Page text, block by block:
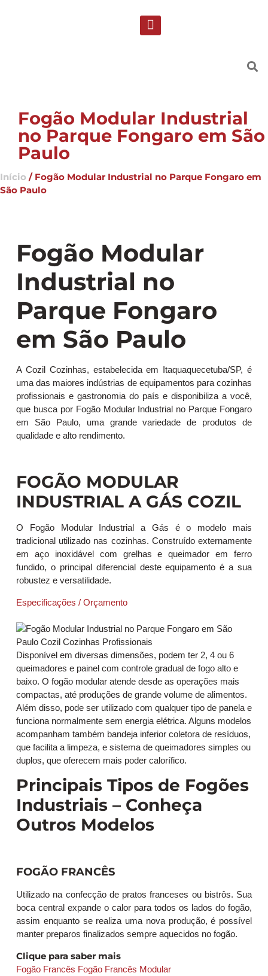
Fogão Modular Industrial
no Parque Fongaro em São
Paulo
Início / Fogão Modular Industrial no Parque Fongaro em
São Paulo
Fogão Modular
Industrial no
Parque Fongaro
em São Paulo
A Cozil Cozinhas, estabelecida em Itaquaquecetuba/SP, é
uma das maiores indústrias de equipamentos para cozinhas
profissionais e gastronomia do país e disponibiliza a você,
que busca por Fogão Modular Industrial no Parque Fongaro
em São Paulo, uma grande variedade de produtos de
qualidade e alto rendimento.
FOGÃO MODULAR
INDUSTRIAL A GÁS COZIL
O Fogão Modular Industrial a Gás é o modelo mais
tradicional utilizado nas cozinhas. Construído externamente
em aço inoxidável com grelhas e queimador em ferro
fundido, o principal diferencial deste equipamento é a sua
robustez e versatilidade.
Especificações / Orçamento
Disponível em diversas dimensões, podem ter 2, 4 ou 6
queimadores e painel com controle gradual de fogo alto e
baixo. O fogão modular atende desde as operações mais
compactas, até produções de grande volume de alimentos.
Além disso, pode ser utilizado com qualquer tipo de panela e
funciona normalmente sem energia elétrica. Alguns modelos
acompanham também bandeja inferior coletora de resíduos,
que facilita a limpeza, e sistema de queimadores simples ou
duplos, que oferecem mais poder calorífico.
Principais Tipos de Fogões
Industriais – Conheça
Outros Modelos
FOGÃO FRANCÊS
Utilizado na confecção de pratos franceses ou bistrôs. Sua
boca central expande o calor para todos os lados do fogão,
assim enquanto se realiza uma nova produção, é possível
manter preparos finalizados sempre aquecidos no fogão.
Clique para saber mais
Fogão Francês Fogão Francês Modular